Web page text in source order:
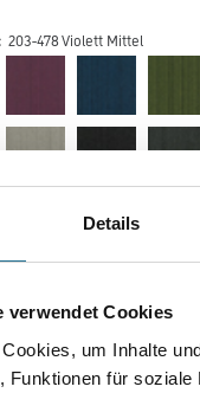
Details
verwendet Cookies
um Inhalte
Funktionen für soziale
203-478 Violett Mittel